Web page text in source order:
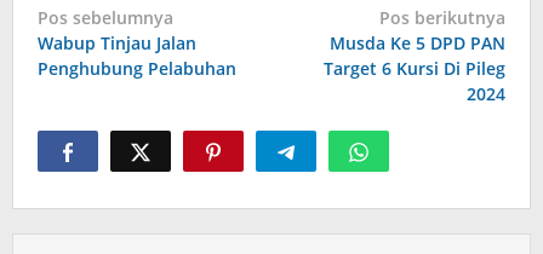
Navigasi
pos
Pos sebelumnya
Wabup Tinjau Jalan
Penghubung Pelabuhan
Pos berikutnya
Musda Ke 5 DPD PAN
Target 6 Kursi Di Pileg
2024